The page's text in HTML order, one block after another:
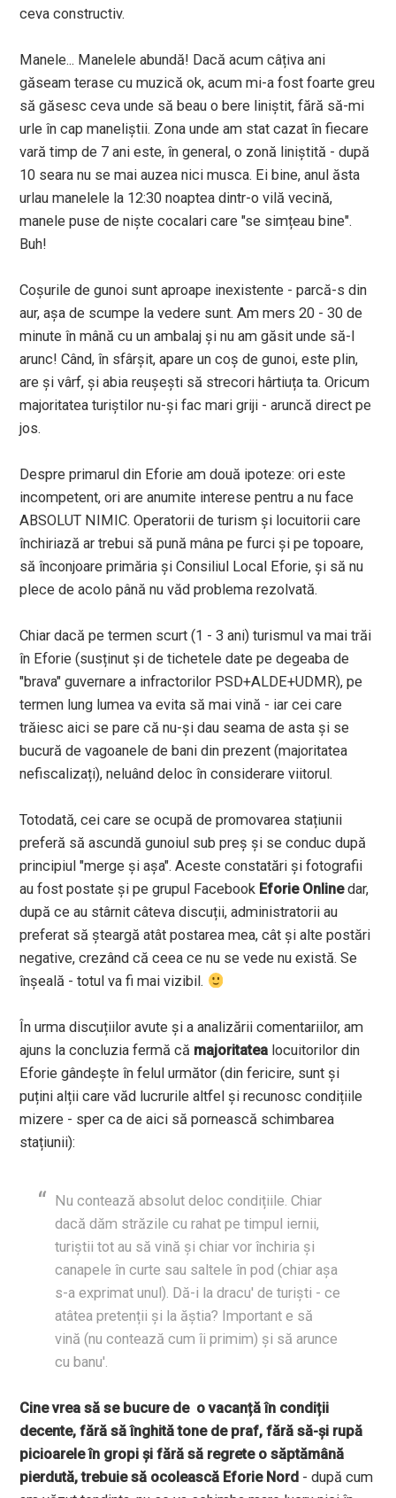
ceva constructiv.
Manele... Manelele abundă! Dacă acum câțiva ani
găseam terase cu muzică ok, acum mi-a fost foarte greu
să găsesc ceva unde să beau o bere liniștit, fără să-mi
urle în cap maneliștii. Zona unde am stat cazat în fiecare
vară timp de 7 ani este, în general, o zonă liniștită - după
10 seara nu se mai auzea nici musca. Ei bine, anul ăsta
urlau manelele la 12:30 noaptea dintr-o vilă vecină,
manele puse de niște cocalari care "se simțeau bine".
Buh!
Coșurile de gunoi sunt aproape inexistente - parcă-s din
aur, așa de scumpe la vedere sunt. Am mers 20 - 30 de
minute în mână cu un ambalaj și nu am găsit unde să-l
arunc! Când, în sfârșit, apare un coș de gunoi, este plin,
are și vârf, și abia reușești să strecori hârtiuța ta. Oricum
majoritatea turiștilor nu-și fac mari griji - aruncă direct pe
jos.
Despre primarul din Eforie am două ipoteze: ori este
incompetent, ori are anumite interese pentru a nu face
ABSOLUT NIMIC. Operatorii de turism și locuitorii care
închiriază ar trebui să pună mâna pe furci și pe topoare,
să înconjoare primăria și Consiliul Local Eforie, și să nu
plece de acolo până nu văd problema rezolvată.
Chiar dacă pe termen scurt (1 - 3 ani) turismul va mai trăi
în Eforie (susținut și de tichetele date pe degeaba de
"brava" guvernare a infractorilor PSD+ALDE+UDMR), pe
termen lung lumea va evita să mai vină - iar cei care
trăiesc aici se pare că nu-și dau seama de asta și se
bucură de vagoanele de bani din prezent (majoritatea
nefiscalizați), neluând deloc în considerare viitorul.
Totodată, cei care se ocupă de promovarea stațiunii
preferă să ascundă gunoiul sub preș și se conduc după
principiul "merge și așa". Aceste constatări și fotografii
au fost postate și pe grupul Facebook Eforie Onlinedar,
după ce au stârnit câteva discuții, administratorii au
preferat să șteargă atât postarea mea, cât și alte postări
negative, crezând că ceea ce nu se vede nu există. Se
înșeală - totul va fi mai vizibil.
În urma discuțiilor avute și a analizării comentariilor, am
ajuns la concluzia fermă că majoritatea locuitorilor din
Eforie gândește în felul următor (din fericire, sunt și
puțini alții care văd lucrurile altfel și recunosc condițiile
mizere - sper ca de aici să pornească schimbarea
stațiunii):
Nu contează absolut deloc condițiile. Chiar
dacă dăm străzile cu rahat pe timpul iernii,
turiștii tot au să vină și chiar vor închiria și
canapele în curte sau saltele în pod (chiar așa
s-a exprimat unul). Dă-i la dracu' de turiști - ce
atâtea pretenții și la ăștia? Important e să
vină (nu contează cum îi primim) și să arunce
cu banu'.
Cine vrea să se bucure de o vacanță în condiții
decente, fără să înghită tone de praf, fără să-și rupă
picioarele în gropi și fără să regrete o săptămână
pierdută, trebuie să ocolească Eforie Nord - după cum